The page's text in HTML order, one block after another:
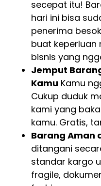
secepat itu!
hari ini bisa
penerima
buat keperluan
bisnis yang
Jemput
Kamu Kamu
Cukup duduk
kami yang
kamu. Gratis,
Barang Aman
ditangani
standar kargo
fragile,